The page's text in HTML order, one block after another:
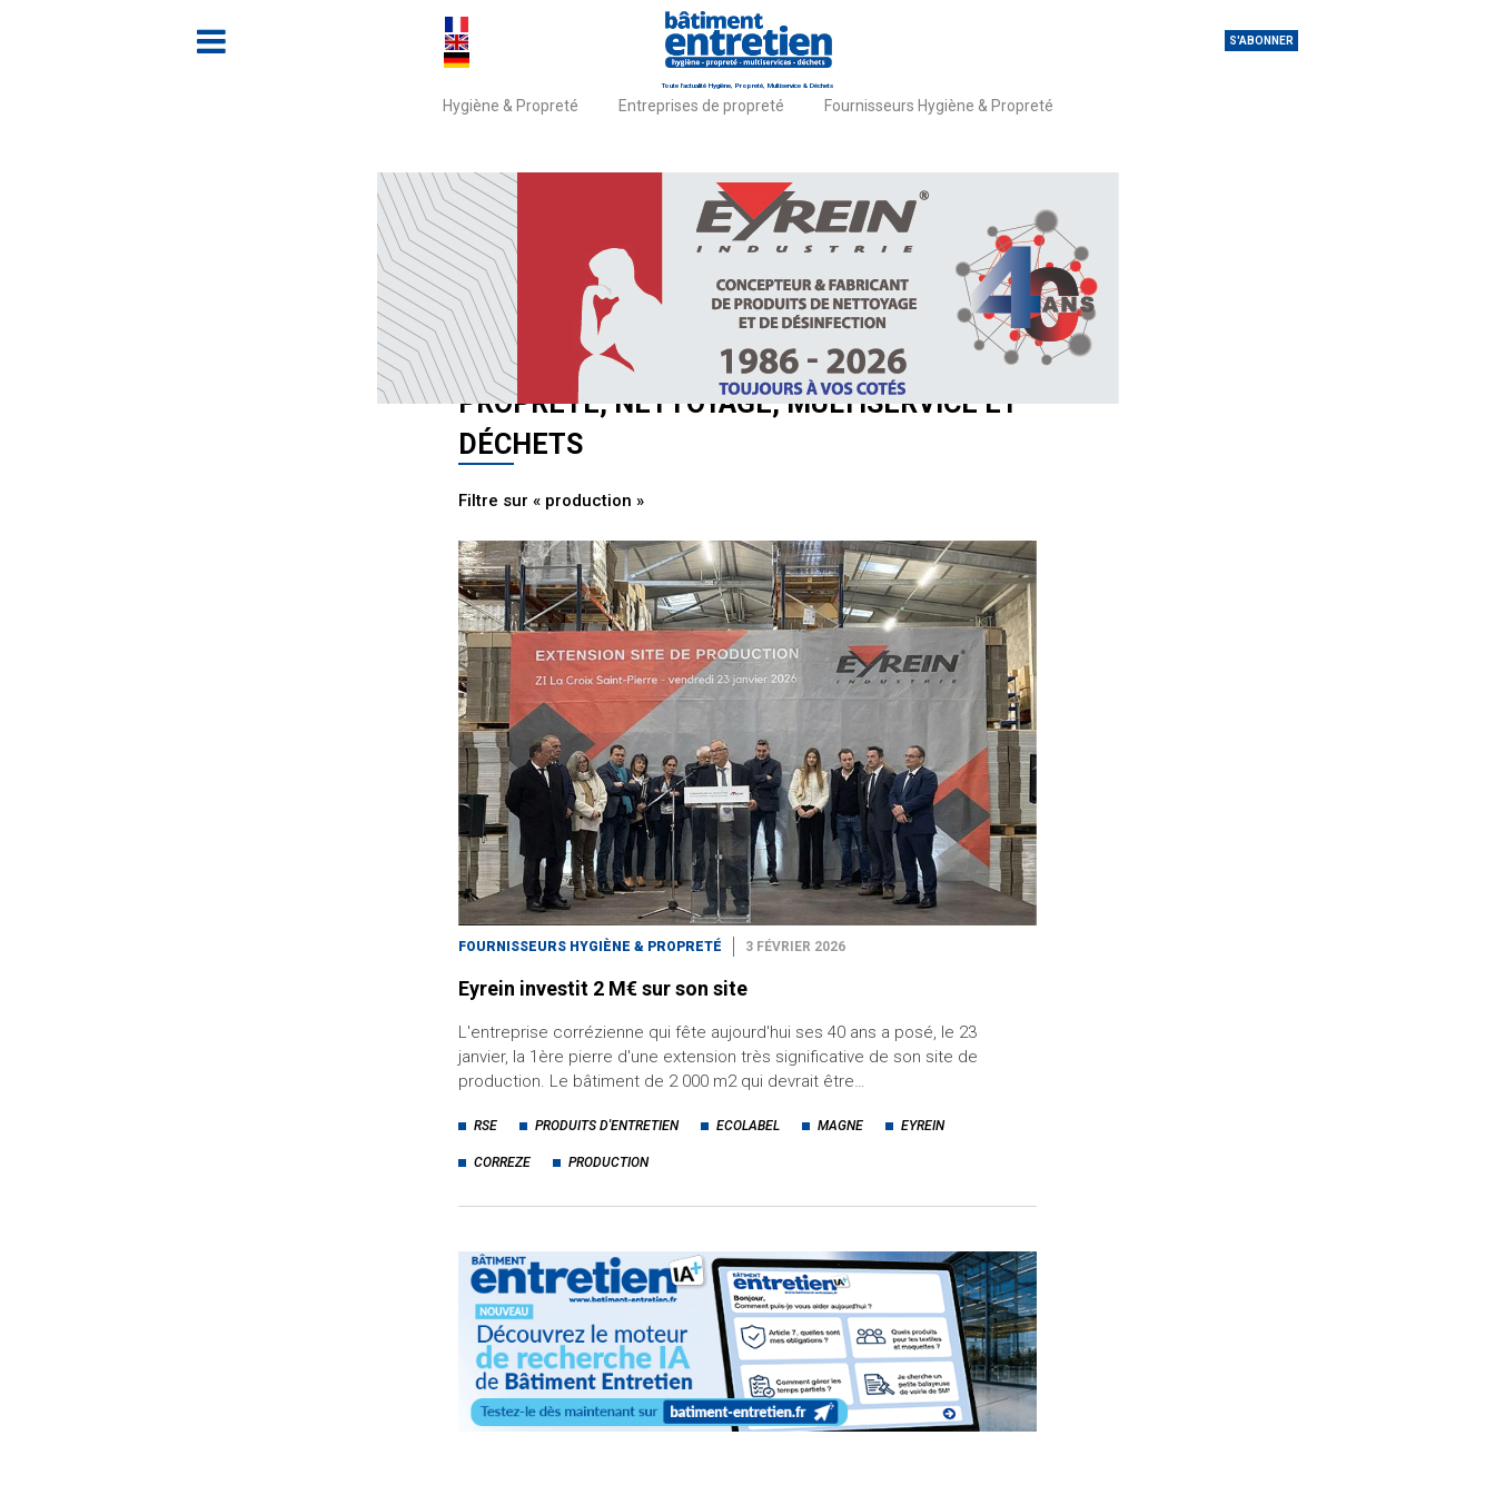
S'ABONNER
Toute l'actualité Hygiène, Propreté, Multiservice & Déchets
Hygiène & Propreté Entreprises de propreté Fournisseurs Hygiène & Propreté
Accueil Actualités
TOUTES LES ACTUALITÉS HYGIÈNE,
PROPRETÉ, NETTOYAGE, MULTISERVICE ET
DÉCHETS
Filtre sur « production »
FOURNISSEURS HYGIÈNE & PROPRETÉ 3 FÉVRIER 2026
Eyrein investit 2 M€ sur son site
L'entreprise corrézienne qui fête aujourd'hui ses 40 ans a posé, le 23
janvier, la 1ère pierre d'une extension très significative de son site de
production. Le bâtiment de 2 000 m2 qui devrait être…
RSE PRODUITS D'ENTRETIEN ECOLABEL MAGNE EYREIN
CORREZE PRODUCTION